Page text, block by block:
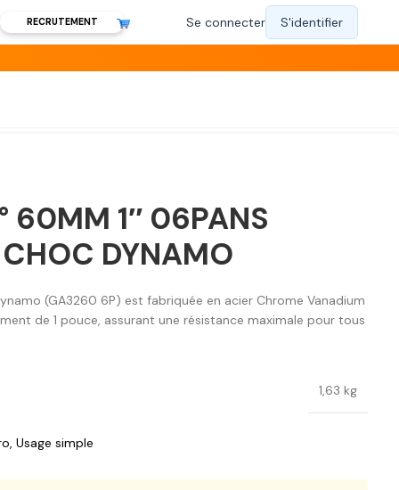
RECRUTEMENT
60MM 1″ 06PANS
DYNAMO
(GA3260 6P) est fabriquée en acier Chrome Vanadium
de 1 pouce, assurant une résistance maximale pour tous
1,63 kg
, Usage simple